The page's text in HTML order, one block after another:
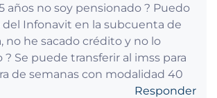
años no soy pensionado ? Puedo
del Infonavit en la subcuenta de
no he sacado crédito y no lo
? Se puede transferir al imss para
de semanas con modalidad 40
Responder